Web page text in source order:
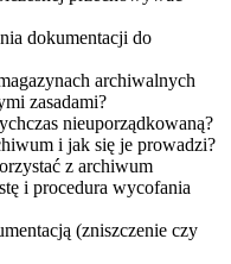
dokumentacji do
archiwalnych
zasadami?
nieuporządkowaną?
i jak się je prowadzi?
z archiwum
i procedura wycofania
(zniszczenie czy